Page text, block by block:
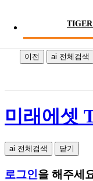
미래에
이전 ai 전체검색
미래에셋
ai 전체검색 닫기
로그인을 해주세